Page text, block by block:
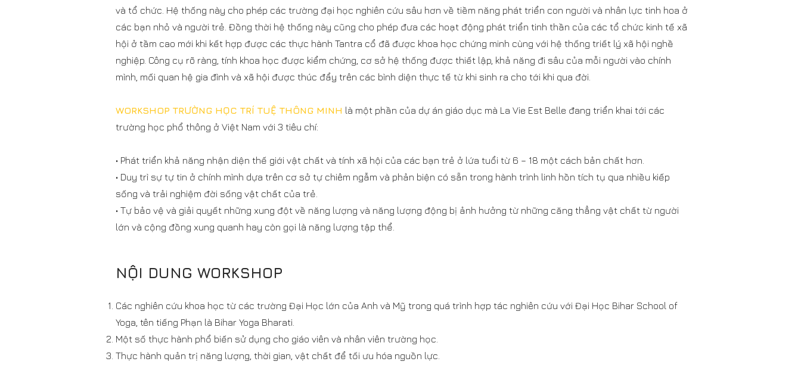
và tổ chức. Hệ thống này cho phép các trường đại học nghiên cứu sâu hơn về tiềm năng phát triển con người và nhân lực tinh hoa ở
các bạn nhỏ và người trẻ. Đồng thời hệ thống này cũng cho phép đưa các hoạt động phát triển tinh thần của các tổ chức kinh tế xã
hội ở tầm cao mới khi kết hợp được các thực hành Tantra cổ đã được khoa học chứng minh cùng với hệ thống triết lý xã hội nghề
nghiệp. Công cụ rõ ràng, tính khoa học được kiểm chứng, cơ sở hệ thống được thiết lập, khả năng đi sâu của mỗi người vào chính
mình, mối quan hệ gia đình và xã hội được thúc đẩy trên các bình diện thực tế từ khi sinh ra cho tới khi qua đời.
WORKSHOP TRƯỜNG HỌC TRÍ TUỆ THÔNG MINH là một phần của dự án giáo dục mà La Vie Est Belle đang triển khai tới các
trường học phổ thông ở Việt Nam với 3 tiêu chí:
• Phát triển khả năng nhận diện thế giới vật chất và tính xã hội của các bạn trẻ ở lứa tuổi từ 6 – 18 một cách bản chất hơn.
• Duy trì sự tự tin ở chính mình dựa trên cơ sở tự chiêm ngẫm và phản biện có sẵn trong hành trình linh hồn tích tụ qua nhiều kiếp
sống và trải nghiệm đời sống vật chất của trẻ.
• Tự bảo vệ và giải quyết những xung đột về năng lượng và năng lượng động bị ảnh hưởng từ những căng thẳng vật chất từ người
lớn và cộng đồng xung quanh hay còn gọi là năng lượng tập thể.
NỘI DUNG WORKSHOP
Các nghiên cứu khoa học từ các trường Đại Học lớn của Anh và Mỹ trong quá trình hợp tác nghiên cứu với Đại Học Bihar School of
Yoga, tên tiếng Phạn là Bihar Yoga Bharati.
Một số thực hành phổ biến sử dụng cho giáo viên và nhân viên trường học.
Thực hành quản trị năng lượng, thời gian, vật chất để tối ưu hóa nguồn lực.